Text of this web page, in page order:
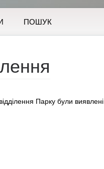
ПОШУК
Парку були виявлені